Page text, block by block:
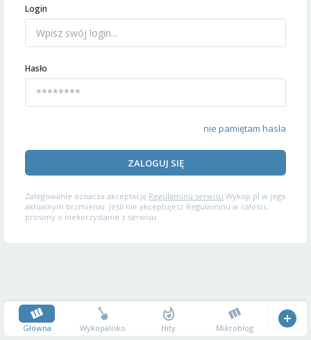
Login
Hasło
nie pamiętam hasła
ZALOGUJ SIĘ
Zalogowanie oznacza akceptację Regulaminu serwisu Wykop.pl w jego
aktualnym brzmieniu. Jeśli nie akceptujesz Regulaminu w całości,
prosimy o niekorzystanie z serwisu.
Główna Wykopalisko Hity Mikroblog